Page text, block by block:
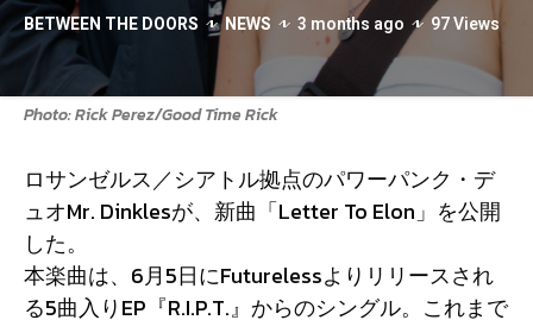
BETWEEN THE DOORS NEWS 3 months ago 97 Views
Photo: Rick Perez/Good Time Rick
ロサンゼルス／シアトル拠点のパワーパンク・デ
ュオMr. Dinklesが、新曲「Letter To Elon」を公開
した。
本楽曲は、6月5日にFuturelessよりリリースされ
る5曲入りEP『R.I.P.T.』からのシングル。これまで